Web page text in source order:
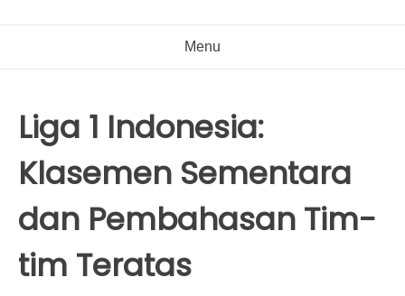
Menu
Liga 1 Indonesia:
Klasemen Sementara
dan Pembahasan Tim-
tim Teratas